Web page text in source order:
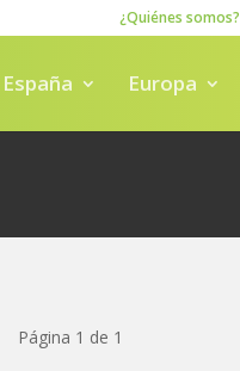
¿Quiénes somos?
España Europa
Página 1 de 1